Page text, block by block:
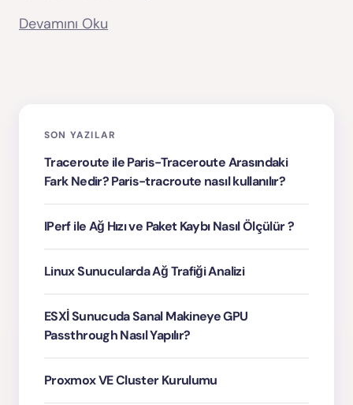
Devamını Oku
SON YAZILAR
Traceroute ile Paris-Traceroute Arasındaki
Fark Nedir? Paris-tracroute nasıl kullanılır?
IPerf ile Ağ Hızı ve Paket Kaybı Nasıl Ölçülür ?
Linux Sunucularda Ağ Trafiği Analizi
ESXİ Sunucuda Sanal Makineye GPU
Passthrough Nasıl Yapılır?
Proxmox VE Cluster Kurulumu